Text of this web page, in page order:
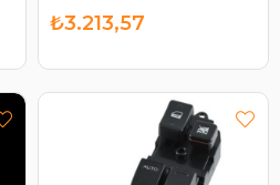
₺3.213,57